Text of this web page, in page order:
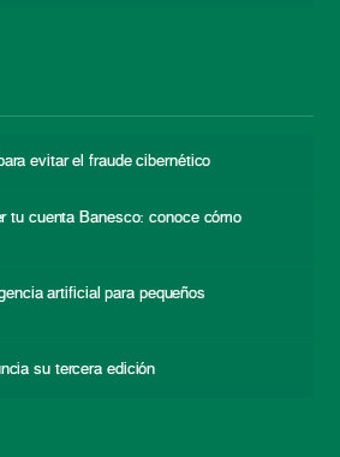
evitar el fraude cibernético
tu cuenta Banesco: conoce cómo
artificial para pequeños
su tercera edición